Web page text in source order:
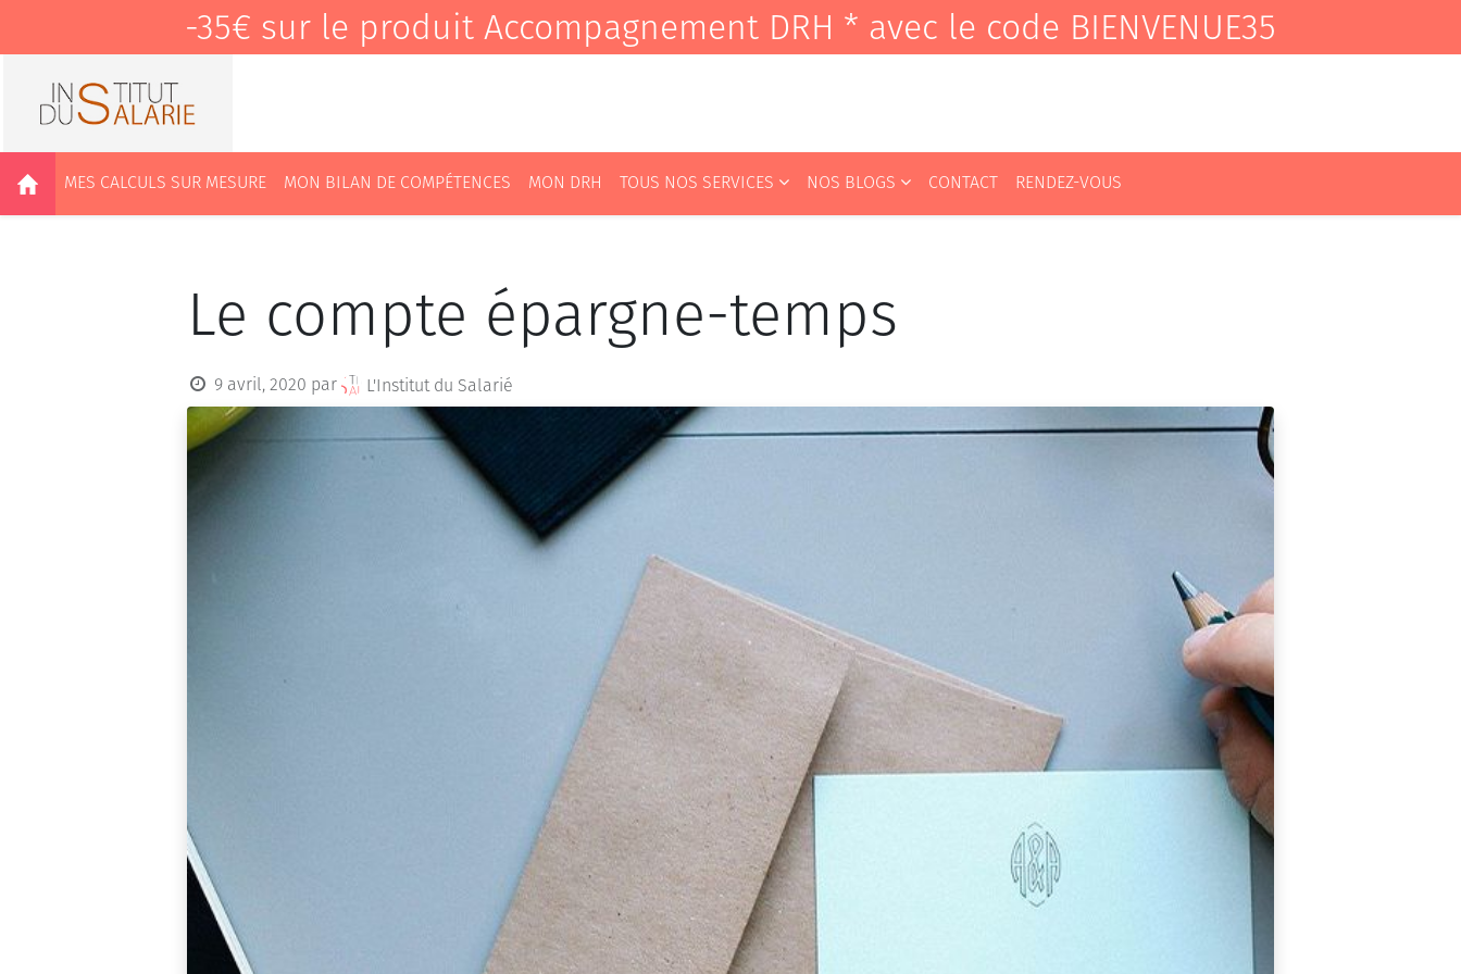
-35€ sur le produit Accompagnement DRH * avec le code BIENVENUE35
MES CALCULS SUR MESURE MON BILAN DE COMPÉTENCES MON DRH TOUS NOS SERVICES NOS BLOGS CONTACT RENDEZ-VOUS
Le compte épargne-temps
9 avril, 2020 par L'Institut du Salarié